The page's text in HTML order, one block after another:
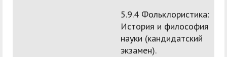
5.9.4 Фольклористика:
История и философия
науки (кандидатский
экзамен).